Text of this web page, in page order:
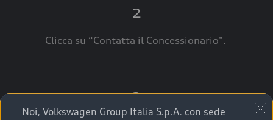
Noi, Volkswagen Group Italia S.p.A. con sede
2
Clicca su “Contatta il Concessionario".
3